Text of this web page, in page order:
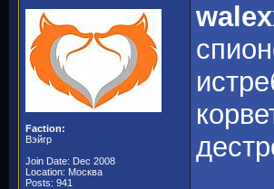
Faction:
Вэйгр
Join Date: Dec 2008
Location: Москва
Posts: 941